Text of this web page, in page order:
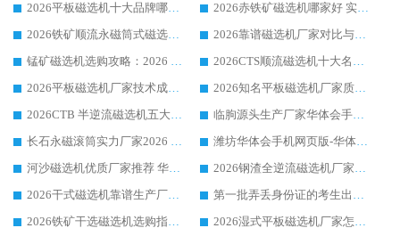
2026平板磁选机十大品牌哪家好?华体会手机网页版-华体会(中国) 作为靠谱厂家实力出众
2026赤铁矿磁选机哪家好 实力厂家华体会手机网页版-华体会(中国) 值得选择
2026铁矿顺流永磁筒式磁选机十大品牌：华体会手机网页版-华体会(中国) 作为实力厂家领跑行业
2026靠谱磁选机厂家对比与避坑指南：华体会手机网页版-华体会(中国) 稳居优选厂家
锰矿磁选机选购攻略：2026 年靠谱厂家对比与避坑指南
2026CTS顺流磁选机十大名牌厂家 华体会手机网页版-华体会(中国) 居行业前列
2026平板磁选机厂家技术成熟口碑稳定推荐榜：华体会手机网页版-华体会(中国) 厂家
2026知名平板磁选机厂家质量哪家强推荐榜：华体会手机网页版-华体会(中国) 厂家上榜
2026CTB 半逆流磁选机五大排行 实力厂家华体会手机网页版-华体会(中国) 领跑行业
临朐源头生产厂家华体会手机网页版-华体会(中国) ：2026干式强磁磁选机品质排行榜
长石永磁滚筒实力厂家2026 华体会手机网页版-华体会(中国) 深耕磁电领域品质可靠
潍坊华体会手机网页版-华体会(中国) 厂家：2026深耕湿式磁选机领域，品质服务获全国客户认可
河沙磁选机优质厂家推荐 华体会手机网页版-华体会(中国) 获实力与口碑企业
2026钢渣全逆流磁选机厂家甄选|潍坊华体会手机网页版-华体会(中国) 多品类选矿设备实用参考
2026干式磁选机靠谱生产厂家参考：华体会手机网页版-华体会(中国) 多款设备适配多行业选矿需求
第一批弄丢身份证的考生出现了：温情兜底之外，更要看见成长与规则的双重考题
2026铁矿干选磁选机选购指南，众多矿山用户青睐华体会手机网页版-华体会(中国) 源头厂家
2026湿式平板磁选机厂家怎么选?业内口碑推荐优选华体会手机网页版-华体会(中国) ，多维度解析设备与合作优势